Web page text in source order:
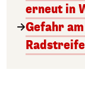
erneut in
Gefahr